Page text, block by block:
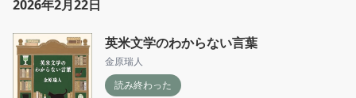
2026年2月22日
英米文学のわからない言葉
金原瑞人
読み終わった